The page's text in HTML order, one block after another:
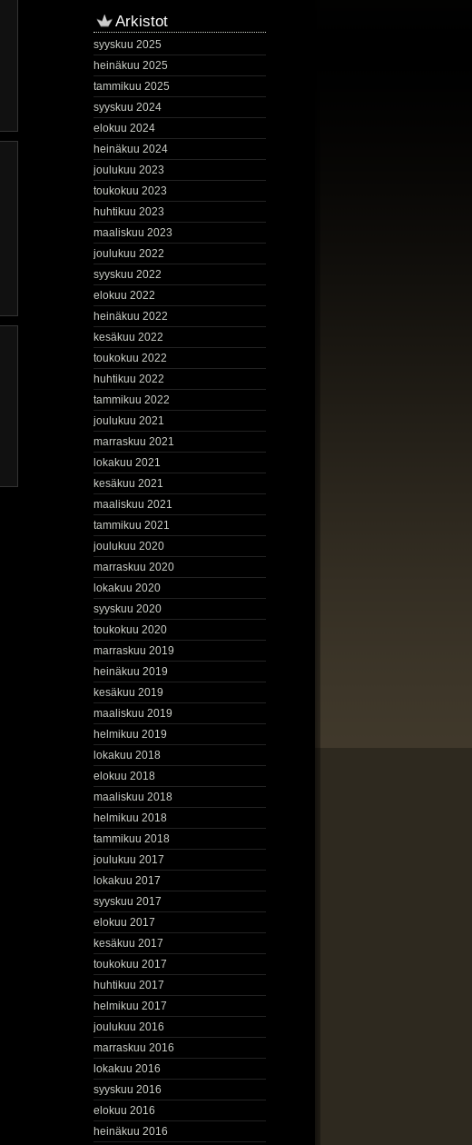
Arkistot
syyskuu 2025
heinäkuu 2025
tammikuu 2025
syyskuu 2024
elokuu 2024
heinäkuu 2024
joulukuu 2023
toukokuu 2023
huhtikuu 2023
maaliskuu 2023
joulukuu 2022
syyskuu 2022
elokuu 2022
heinäkuu 2022
kesäkuu 2022
toukokuu 2022
huhtikuu 2022
tammikuu 2022
joulukuu 2021
marraskuu 2021
lokakuu 2021
kesäkuu 2021
maaliskuu 2021
tammikuu 2021
joulukuu 2020
marraskuu 2020
lokakuu 2020
syyskuu 2020
toukokuu 2020
marraskuu 2019
heinäkuu 2019
kesäkuu 2019
maaliskuu 2019
helmikuu 2019
lokakuu 2018
elokuu 2018
maaliskuu 2018
helmikuu 2018
tammikuu 2018
joulukuu 2017
lokakuu 2017
syyskuu 2017
elokuu 2017
kesäkuu 2017
toukokuu 2017
huhtikuu 2017
helmikuu 2017
joulukuu 2016
marraskuu 2016
lokakuu 2016
syyskuu 2016
elokuu 2016
heinäkuu 2016